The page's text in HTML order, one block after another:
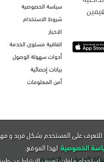
سياسة الخصوصية
شروط الاستخدام
الاخبار
اتفاقية مستوى الخدمة
أدوات سهولة الوصول
بيانات إحصائية
أمن المعلومات
الموقع التقويم
للتعرف على المستخدم بشكل فريد و
الخصوصية لهذا الموقع.